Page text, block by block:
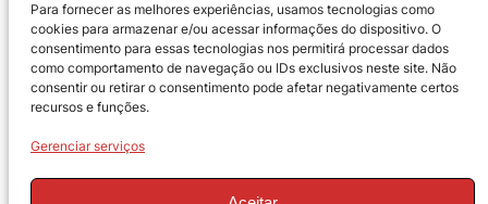
Para fornecer as melhores experiências, usamos tecnologias como
cookies para armazenar e/ou acessar informações do dispositivo. O
consentimento para essas tecnologias nos permitirá processar dados
como comportamento de navegação ou IDs exclusivos neste site. Não
consentir ou retirar o consentimento pode afetar negativamente certos
recursos e funções.
Gerenciar serviços
Política de Privacidade
Política de Troca e Devoluções
Política de Reembolso